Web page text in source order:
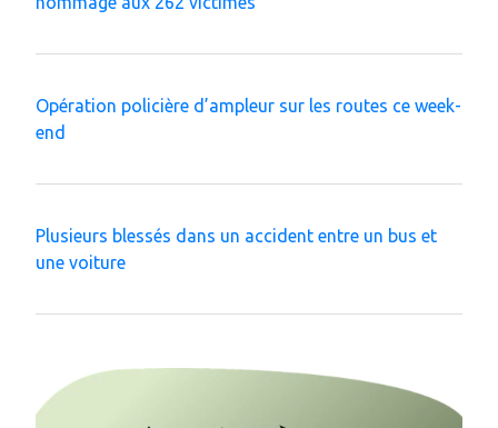
Opération policière d’ampleur sur les routes ce week-
end
Plusieurs blessés dans un accident entre un bus et
une voiture